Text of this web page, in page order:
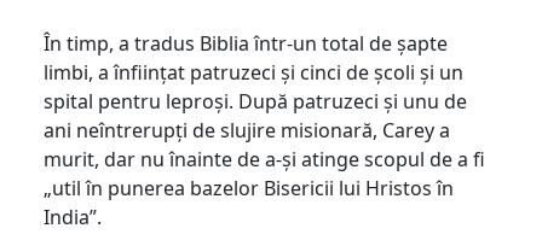
În timp, a tradus Biblia într-un total de șapte
limbi, a înființat patruzeci și cinci de școli și un
spital pentru leproși. După patruzeci și unu de
ani neîntrerupți de slujire misionară, Carey a
murit, dar nu înainte de a-și atinge scopul de a fi
„util în punerea bazelor Bisericii lui Hristos în
India”.